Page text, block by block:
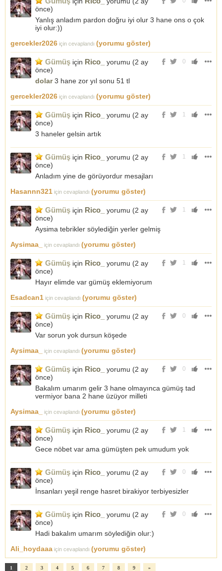
önce)
Yanlış anladım pardon doğru iyi olur 3 hane ons o çok
iyi olur:))
gercekler2026 için cevaplandı (yorumu göster)
0
Gümüş için Rico_ yorumu (2 ay
önce)
dolar3 hane zor yıl sonu 51 tl
gercekler2026 için cevaplandı (yorumu göster)
1
Gümüş için Rico_ yorumu (2 ay
önce)
3 haneler gelsin artık
1
Gümüş için Rico_ yorumu (2 ay
önce)
Anladım yine de görüyordur mesajları
Hasannn321 için cevaplandı (yorumu göster)
1
Gümüş için Rico_ yorumu (2 ay
önce)
Aysima tebrikler söylediğin yerler gelmiş
Aysimaa_
için cevaplandı (yorumu göster)
1
Gümüş için Rico_ yorumu (2 ay
önce)
Hayır elimde var gümüş eklemiyorum
Esadcan1 için cevaplandı (yorumu göster)
0
Gümüş için Rico_ yorumu (2 ay
önce)
Var sorun yok dursun köşede
Aysimaa_
için cevaplandı (yorumu göster)
0
Gümüş için Rico_ yorumu (2 ay
önce)
Bakalım umarım gelir 3 hane olmayınca gümüş tad
vermiyor bana 2 hane üzüyor milleti
Aysimaa_
için cevaplandı (yorumu göster)
1
Gümüş için Rico_ yorumu (2 ay
önce)
Gece nöbet var ama gümüşten pek umudum yok
0
Gümüş için Rico_ yorumu (2 ay
önce)
İnsanları yeşil renge hasret birakiyor terbiyesizler
0
Gümüş için Rico_ yorumu (2 ay
önce)
Hadi bakalım umarım söylediğin olur:)
Ali_hoydaaa için cevaplandı (yorumu göster)
1 2 3 4 5 6 7 8 9 »